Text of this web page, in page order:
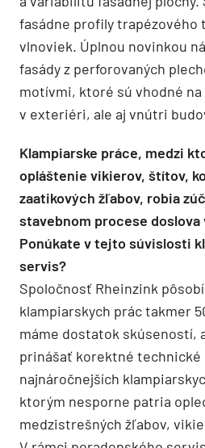
fasádne profily trapézového
vlnoviek. Úplnou novinkou
fasády z perforovaných
motívmi, ktoré sú vhodné
v exteriéri, ale aj vnútri
Klampiarske práce, medzi
opláštenie vikierov, štítov,
zaatikových žľabov, robia
stavebnom procese doslova
Ponúkate v tejto súvislosti
servis?
Spoločnosť Rheinzink
klampiarskych prác takmer
máme dostatok skúseností,
prinášať korektné technické
najnáročnejších
ktorým nesporne patria
medzistrešných žľabov,